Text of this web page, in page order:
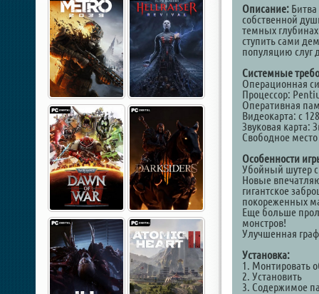
Описание:
собственной
темных
ступить сами
популяцию слуг
Системные
Операционная
Процессор:
Оперативная
Видеокарта: с
Звуковая карта:
Свободное
Особенности
Убойный шутер с
Новые
гигантское
покореженных
Еще больше
монстров!
Улучшенная
Установка:
1. Монтировать
2. Установить
3. Содержимое